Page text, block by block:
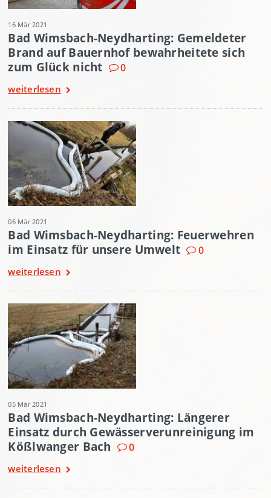
16 Mär 2021
Bad Wimsbach-Neydharting: Gemeldeter
Brand auf Bauernhof bewahrheitete sich
zum Glück nicht
0
weiterlesen
06 Mär 2021
Bad Wimsbach-Neydharting: Feuerwehren
im Einsatz für unsere Umwelt
0
weiterlesen
05 Mär 2021
Bad Wimsbach-Neydharting: Längerer
Einsatz durch Gewässerverunreinigung im
Kößlwanger Bach
0
weiterlesen